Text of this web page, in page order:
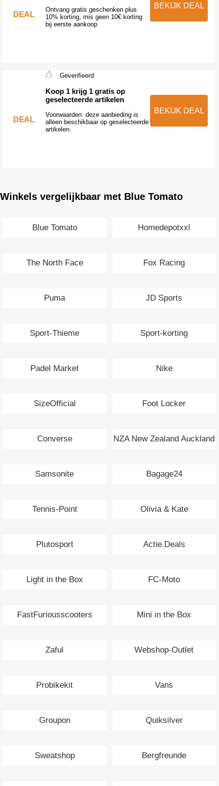
DEAL
Ontvang gratis geschenken plus
10% korting, mis geen 10€ korting
bij eerste aankoop
BEKIJK DEAL
DEAL
Geverifieerd
Koop 1 krijg 1 gratis op
geselecteerde artikelen
Voorwaarden: deze aanbieding is
alleen beschikbaar op geselecteerde
artikelen.
BEKIJK DEAL
Winkels vergelijkbaar met Blue Tomato
Blue Tomato Homedepotxxl
The North Face Fox Racing
Puma JD Sports
Sport-Thieme Sport-korting
Padel Market Nike
SizeOfficial Foot Locker
Converse NZA New Zealand Auckland
Samsonite Bagage24
Tennis-Point Olivia & Kate
Plutosport Actie.Deals
Light in the Box FC-Moto
FastFuriousscooters Mini in the Box
Zaful Webshop-Outlet
Probikekit Vans
Groupon Quiksilver
Sweatshop Bergfreunde